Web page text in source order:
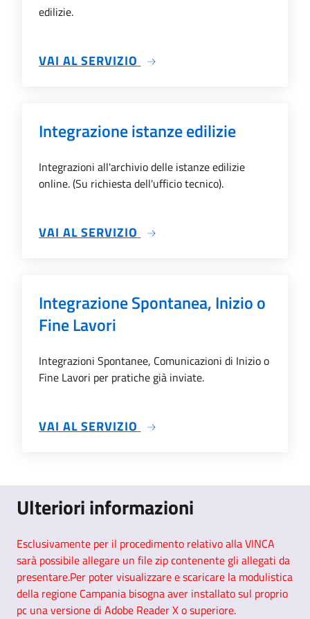
edilizie.
VAI AL SERVIZIO SU ARCHIVIO ISTANZE
Integrazione istanze edilizie
Integrazioni all'archivio delle istanze edilizie
online. (Su richiesta dell'ufficio tecnico).
VAI AL SERVIZIO SU INTEGRAZIONE ISTANZE
Integrazione Spontanea, Inizio o
Fine Lavori
Integrazioni Spontanee, Comunicazioni di Inizio o
Fine Lavori per pratiche già inviate.
VAI AL SERVIZIO SU INTEGRAZIONE
Ulteriori informazioni
Esclusivamente per il procedimento relativo alla VINCA
sarà possibile allegare un file zip contenente gli allegati da
presentare.Per poter visualizzare e scaricare la modulistica
della regione Campania bisogna aver installato sul proprio
pc una versione di Adobe Reader X o superiore.